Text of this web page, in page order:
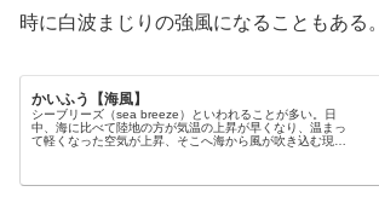
時に白波まじりの強風になることもある。
かいふう【海風】
シーブリーズ（sea breeze）といわれることが多い。日
中、海に比べて陸地の方が気温の上昇が早くなり、温まっ
て軽くなった空気が上昇、そこへ海から風が吹き込む現